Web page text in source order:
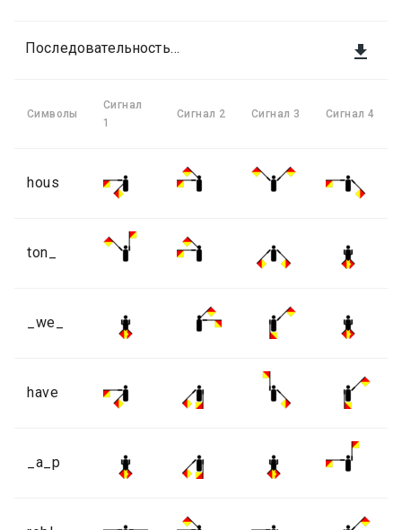

Последовательность сигналов
Символы
Сигнал
1
Сигнал 2 Сигнал 3 Сигнал 4
hous
ton_
_we_
have
_a_p